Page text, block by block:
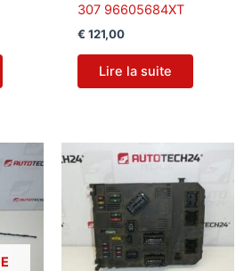
307 96605684XT
€ 121,00
Lire la suite